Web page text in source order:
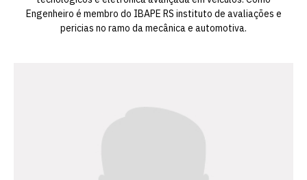
Engenheiro é membro do IBAPE RS instituto de avaliações e
pericias no ramo da mecânica e automotiva.